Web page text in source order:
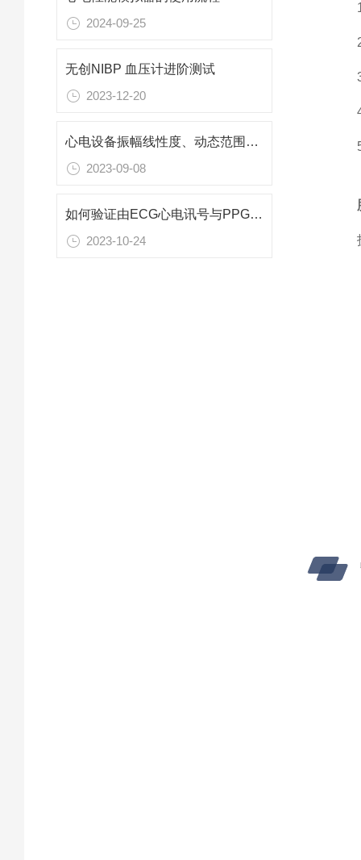
2024-09-25
无创NIBP 血压计进阶测试
2023-12-20
心电设备振幅线性度、动态范围和直流偏压的容忍度
2023-09-08
如何验证由ECG心电讯号与PPG光体积讯号所取得的呼吸频率
2023-10-24